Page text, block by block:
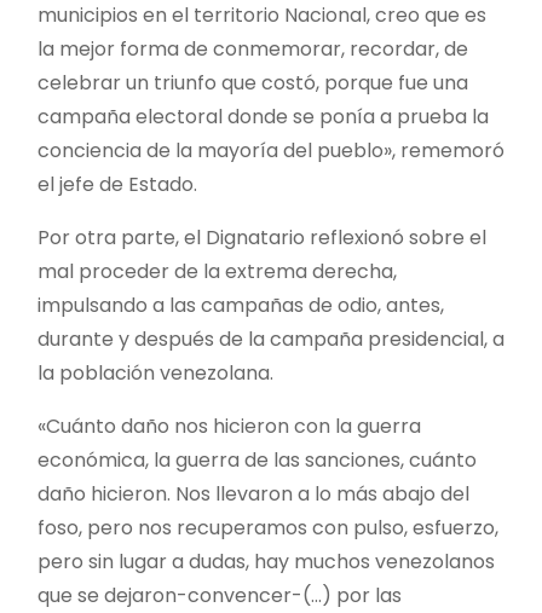
municipios en el territorio Nacional, creo que es
la mejor forma de conmemorar, recordar, de
celebrar un triunfo que costó, porque fue una
campaña electoral donde se ponía a prueba la
conciencia de la mayoría del pueblo», rememoró
el jefe de Estado.
Por otra parte, el Dignatario reflexionó sobre el
mal proceder de la extrema derecha,
impulsando a las campañas de odio, antes,
durante y después de la campaña presidencial, a
la población venezolana.
«Cuánto daño nos hicieron con la guerra
económica, la guerra de las sanciones, cuánto
daño hicieron. Nos llevaron a lo más abajo del
foso, pero nos recuperamos con pulso, esfuerzo,
pero sin lugar a dudas, hay muchos venezolanos
que se dejaron-convencer-(…) por las